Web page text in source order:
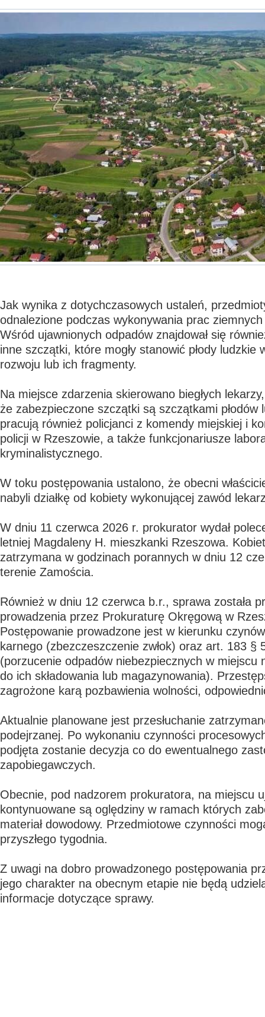
Jak wynika z dotychczasowych ustaleń,
odnalezione podczas wykonywania prac
Wśród ujawnionych odpadów znajdował się
inne szczątki, które mogły stanowić płody ludzkie
rozwoju lub ich fragmenty.
Na miejsce zdarzenia skierowano biegłych
że zabezpieczone szczątki są szczątkami płodów
pracują również policjanci z komendy miejskiej i
policji w Rzeszowie, a także funkcjonariusze
kryminalistycznego.
W toku postępowania ustalono, że obecni
nabyli działkę od kobiety wykonującej zawód
W dniu 11 czerwca 2026 r. prokurator wydał
letniej Magdaleny H. mieszkanki Rzeszowa.
zatrzymana w godzinach porannych w dniu 12
terenie Zamościa.
Również w dniu 12 czerwca b.r., sprawa została
prowadzenia przez Prokuraturę Okręgową w
Postępowanie prowadzone jest w kierunku
karnego (zbezczeszczenie zwłok) oraz art. 183 §
(porzucenie odpadów niebezpiecznych w miejscu
do ich składowania lub magazynowania).
zagrożone karą pozbawienia wolności,
Aktualnie planowane jest przesłuchanie
podejrzanej. Po wykonaniu czynności
podjęta zostanie decyzja co do ewentualnego
zapobiegawczych.
Obecnie, pod nadzorem prokuratora, na miejscu
kontynuowane są oględziny w ramach których
materiał dowodowy. Przedmiotowe czynności
przyszłego tygodnia.
Z uwagi na dobro prowadzonego postępowania
jego charakter na obecnym etapie nie będą
informacje dotyczące sprawy.